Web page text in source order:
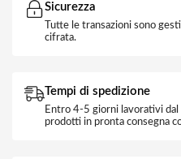
Sicurezza
Tutte le transazioni sono
cifrata.
Tempi di spedizione
Entro 4-5 giorni lavorativi
prodotti in pronta consegna